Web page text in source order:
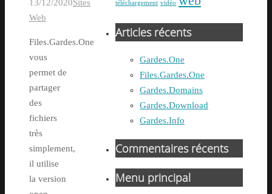
13/12/2020Sites
Web
Files.Gardes.One
vous
permet de
partager
des
fichiers
très
simplement,
il utilise
la version
téléchargement vidéo
Articles récents
Gardes.One
Files.Gardes.One
Gardes.Domains
Gardes.Download
Gardes.Info
Commentaires récents
Menu principal